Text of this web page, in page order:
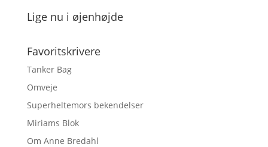
Lige nu i øjenhøjde
Favoritskrivere
Tanker Bag
Omveje
Superheltemors bekendelser
Miriams Blok
Om Anne Bredahl